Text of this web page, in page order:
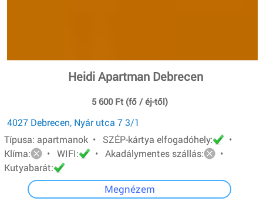
Heidi Apartman Debrecen
5 600 Ft (fő / éj-től)
4027 Debrecen, Nyár utca 7 3/1
Típusa: apartmanok • SZÉP-kártya elfogadóhely:
•
Klíma:
• WIFI: • Akadálymentes szállás:
•
Kutyabarát:
Megnézem